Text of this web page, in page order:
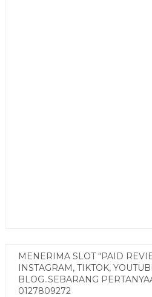
MENERIMA SLOT “PAID
INSTAGRAM, TIKTOK,
BLOG..SEBARANG
0127809272